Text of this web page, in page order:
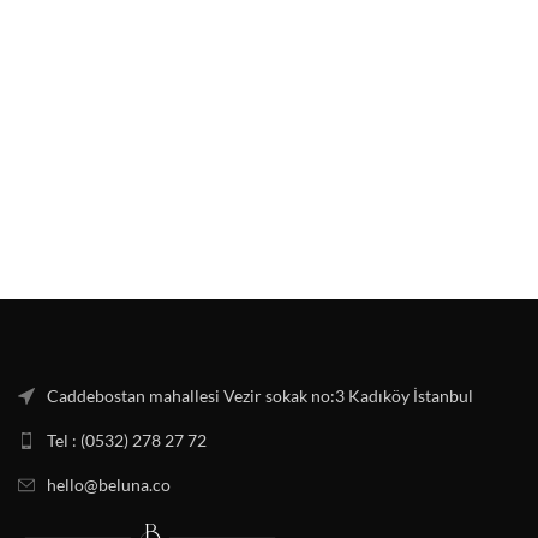
Caddebostan mahallesi Vezir sokak no:3 Kadıköy İstanbul
Tel : (0532) 278 27 72
hello@beluna.co